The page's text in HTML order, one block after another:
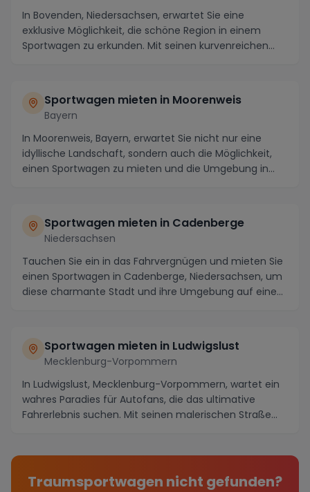
In Bovenden, Niedersachsen, erwartet Sie eine
exklusive Möglichkeit, die schöne Region in einem
Sportwagen zu erkunden. Mit seinen kurvenreichen
Sportwagen mieten in Moorenweis
Bayern
In Moorenweis, Bayern, erwartet Sie nicht nur eine
idyllische Landschaft, sondern auch die Möglichkeit,
einen Sportwagen zu mieten und die Umgebung in...
Sportwagen mieten in Cadenberge
Niedersachsen
Tauchen Sie ein in das Fahrvergnügen und mieten Sie
einen Sportwagen in Cadenberge, Niedersachsen, um
diese charmante Stadt und ihre Umgebung auf eine...
Sportwagen mieten in Ludwigslust
Mecklenburg-Vorpommern
In Ludwigslust, Mecklenburg-Vorpommern, wartet ein
wahres Paradies für Autofans, die das ultimative
Fahrerlebnis suchen. Mit seinen malerischen Straße...
Traumsportwagen nicht gefunden?